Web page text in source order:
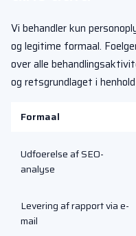
Vi behandler kun
og legitime formaal.
over alle
og retsgrundlaget i
Formaal
Udfoerelse af SEO-
analyse
Levering af rapport via e-
mail